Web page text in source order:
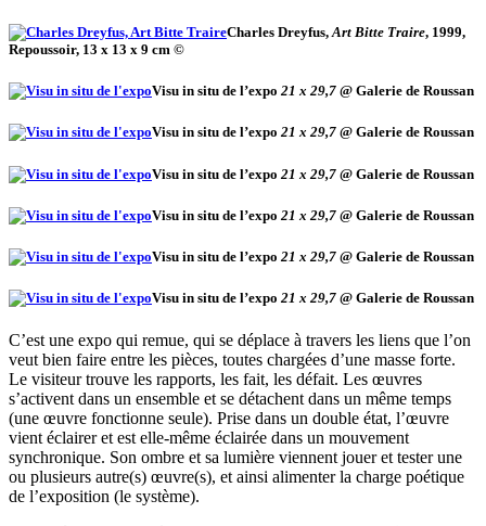
Charles Dreyfus,Art Bitte Traire, 1999,
Repoussoir, 13 x 13 x 9 cm ©
Visu in situ de l’expo 21 x 29,7 @ Galerie de Roussan
Visu in situ de l’expo 21 x 29,7 @ Galerie de Roussan
Visu in situ de l’expo 21 x 29,7 @ Galerie de Roussan
Visu in situ de l’expo 21 x 29,7 @ Galerie de Roussan
Visu in situ de l’expo 21 x 29,7 @ Galerie de Roussan
Visu in situ de l’expo 21 x 29,7 @ Galerie de Roussan
C’est une expo qui remue, qui se déplace à travers les liens que l’on
veut bien faire entre les pièces, toutes chargées d’une masse forte.
Le visiteur trouve les rapports, les fait, les défait. Les œuvres
s’activent dans un ensemble et se détachent dans un même temps
(une œuvre fonctionne seule). Prise dans un double état, l’œuvre
vient éclairer et est elle-même éclairée dans un mouvement
synchronique. Son ombre et sa lumière viennent jouer et tester une
ou plusieurs autre(s) œuvre(s), et ainsi alimenter la charge poétique
de l’exposition (le système).